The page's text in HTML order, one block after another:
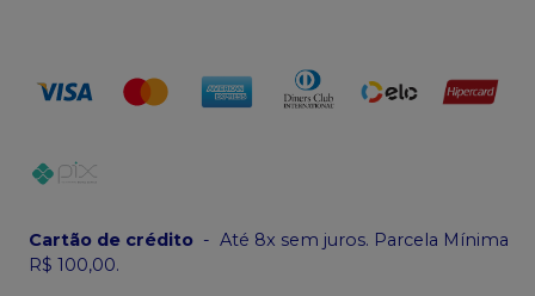
Cartão de crédito - Até 8x sem juros. Parcela Mínima
R$ 100,00.